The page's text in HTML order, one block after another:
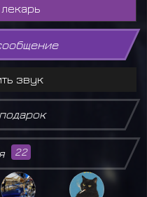
звук
22